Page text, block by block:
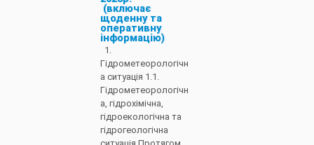
(включає
щоденну та
оперативну
інформацію)
1.
Гідрометеорологічн
а ситуація 1.1.
Гідрометеорологічн
а, гідрохімічна,
гідроекологічна та
гідрогеологічна